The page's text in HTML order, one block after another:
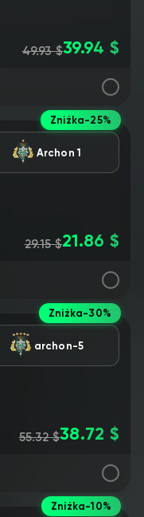
49.93 $39.94 $
Zniżka-25%
Archon 1
29.15 $21.86 $
Zniżka-30%
archon-5
55.32 $38.72 $
Zniżka-10%